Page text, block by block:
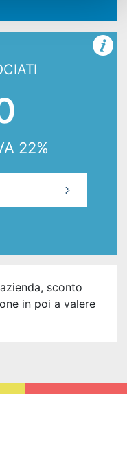
22%
sconto
in poi a valere